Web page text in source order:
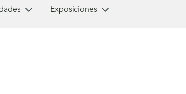
Exposiciones